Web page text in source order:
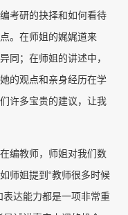
考研的抉择和如何看待
。在师姐的娓娓道来
同；在师姐的讲述中，
的观点和亲身经历在学
许多宝贵的建议，让我
编教师，师姐对我们数
师姐提到“教师很多时候
表达能力都是一项非常重